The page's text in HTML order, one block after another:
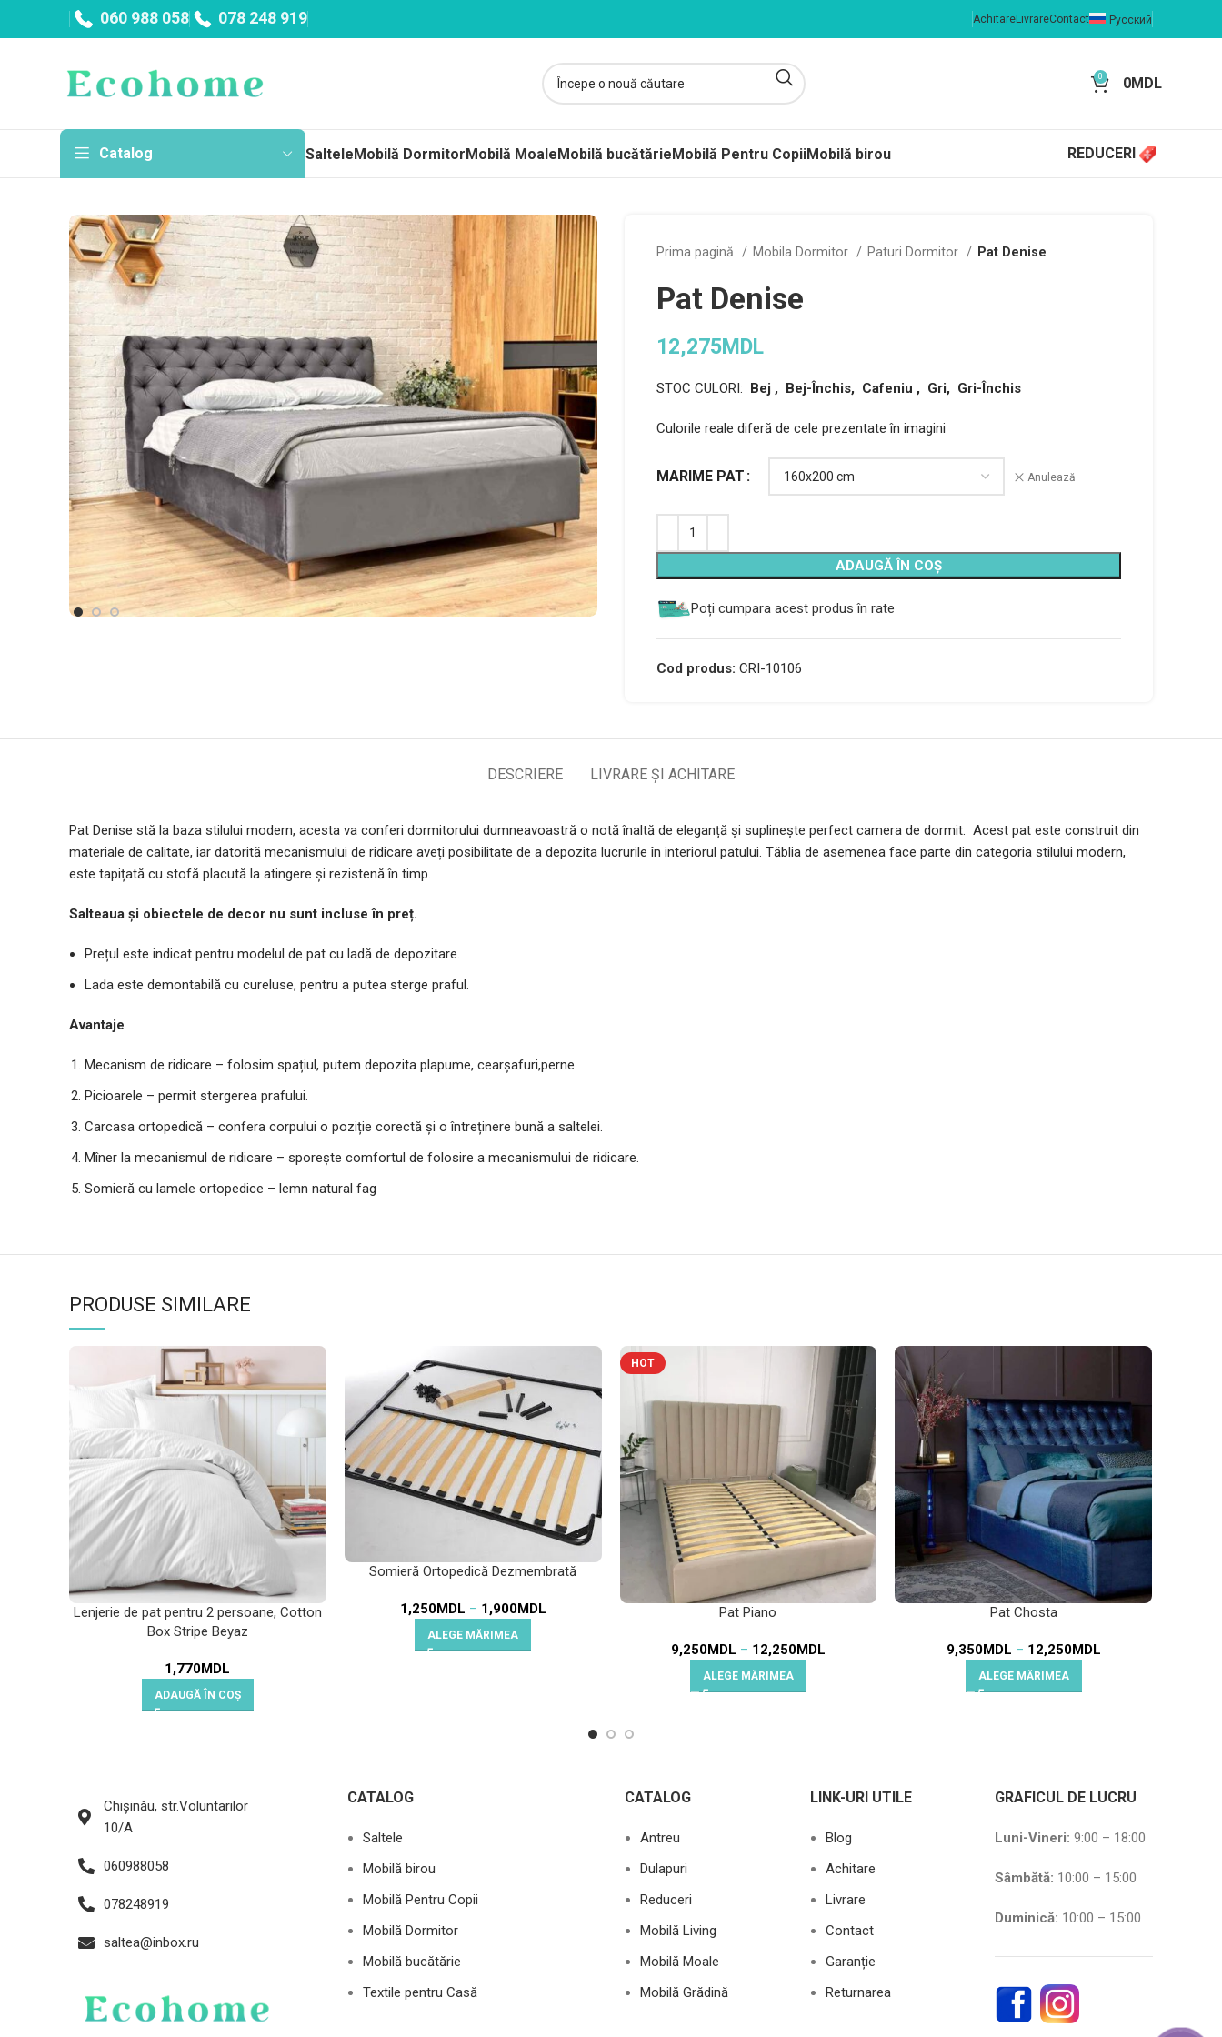
060 988 058 078 248 919 AchitareLivrareContact Русский
0 0MDL
Catalog
Saltele
Toppere-Saltele Subțiri
Cu arcuri
Fără arcuri
Arcuri Împachetate
Saltele Copii
SalteleMobilă DormitorMobilă MoaleMobilă bucătărieMobilă Pentru CopiiMobilă birou REDUCERI
Prima pagină Mobila Dormitor Paturi Dormitor Pat Denise
Pat Denise
12,275MDL
STOC CULORI: Bej , Bej-Închis, Cafeniu , Gri, Gri-Închis
Culorile reale diferă de cele prezentate în imagini
MARIME PAT Anulează
ADAUGĂ ÎN COȘ
Alternative:
Poți cumpara acest produs în rate
Cod produs: CRI-10106
DESCRIERE LIVRARE ȘI ACHITARE
Pat Denise stă la baza stilului modern, acesta va conferi dormitorului dumneavoastră o notă înaltă de eleganță și suplinește perfect camera de dormit. Acest pat este construit din
materiale de calitate, iar datorită mecanismului de ridicare aveți posibilitate de a depozita lucrurile în interiorul patului. Tăblia de asemenea face parte din categoria stilului modern,
este tapițată cu stofă placută la atingere și rezistenă în timp.
Salteaua și obiectele de decor nu sunt incluse în preț.
Prețul este indicat pentru modelul de pat cu ladă de depozitare.
Lada este demontabilă cu cureluse, pentru a putea sterge praful.
Avantaje
Mecanism de ridicare – folosim spațiul, putem depozita plapume, cearșafuri,perne.
Picioarele – permit stergerea prafului.
Carcasa ortopedică – confera corpului o poziție corectă și o întreținere bună a saltelei.
Mîner la mecanismul de ridicare – sporește comfortul de folosire a mecanismului de ridicare.
Somieră cu lamele ortopedice – lemn natural fag
PRODUSE SIMILARE
Lenjerie de pat pentru 2 persoane, Cotton
Box Stripe Beyaz
1,770MDL
ADAUGĂ ÎN COȘ
Somieră Ortopedică Dezmembrată
1,250MDL – 1,900MDL
ALEGE MĂRIMEA
HOT
Pat Piano
9,250MDL – 12,250MDL
ALEGE MĂRIMEA
Pat Chosta
9,350MDL – 12,250MDL
ALEGE MĂRIMEA
Chișinău, str.Voluntarilor
10/A
060988058
078248919
saltea@inbox.ru
CATALOG
Saltele
Mobilă birou
Mobilă Pentru Copii
Mobilă Dormitor
Mobilă bucătărie
Textile pentru Casă
CATALOG
Antreu
Dulapuri
Reduceri
Mobilă Living
Mobilă Moale
Mobilă Grădină
LINK-URI UTILE
Blog
Achitare
Livrare
Contact
Garanție
Returnarea
GRAFICUL DE LUCRU
Luni-Vineri: 9:00 – 18:00
Sâmbătă: 10:00 – 15:00
Duminică: 10:00 – 15:00